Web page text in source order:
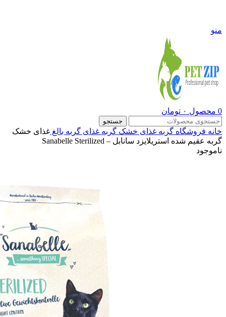
منو
0 محصول ۰ تومان
جستجو
خانه فروشگاه گربه غذای خشک گربه غذای گربه بالغ غذای خشک
گربه عقیم شده استریلایزد سانابل – Sanabelle Sterilized
ناموجود